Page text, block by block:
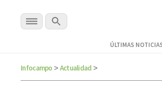
ÚLTIMAS
Infocampo > Actualidad >